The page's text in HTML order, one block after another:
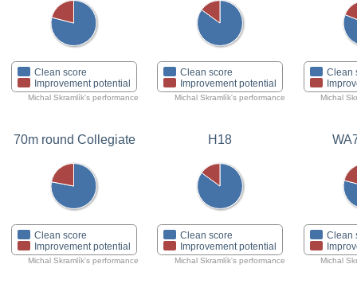
Clean score
Improvement potential
Michal Skramlík's performance
Clean score
Improvement potential
Michal Skramlík's performance
Clean
Michal
70m round Collegiate
Clean score
Improvement potential
Michal Skramlík's performance
H18
Clean score
Improvement potential
Michal Skramlík's performance
Clean
Michal